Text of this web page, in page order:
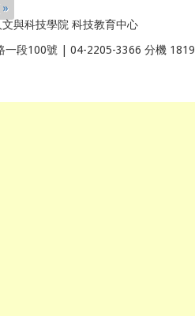
»
與科技學院 科技教育中心
一段100號 | 04-2205-3366 分機 1819